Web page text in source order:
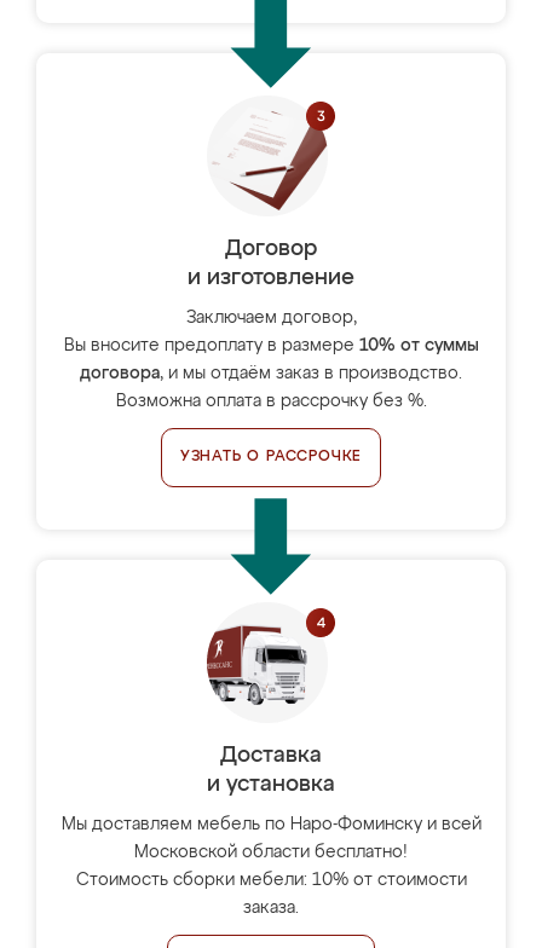
Договор
и изготовление
Заключаем договор,
Вы вносите предоплату в размере 10% от суммы
договора, и мы отдаём заказ в производство.
Возможна оплата в рассрочку без %.
УЗНАТЬ О РАССРОЧКЕ
Доставка
и установка
Мы доставляем мебель по Наро-Фоминску и всей
Московской области бесплатно!
Стоимость сборки мебели: 10% от стоимости
заказа.